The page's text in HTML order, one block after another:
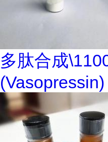
多肽合成
(Vasopressin)